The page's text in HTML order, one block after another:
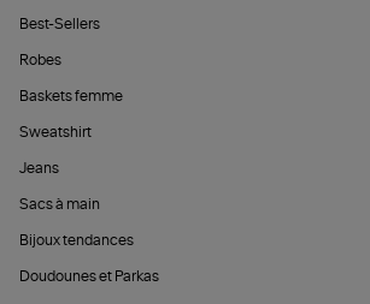
Best-Sellers
Robes
Baskets femme
Sweatshirt
Jeans
Sacs à main
Bijoux tendances
Doudounes et Parkas